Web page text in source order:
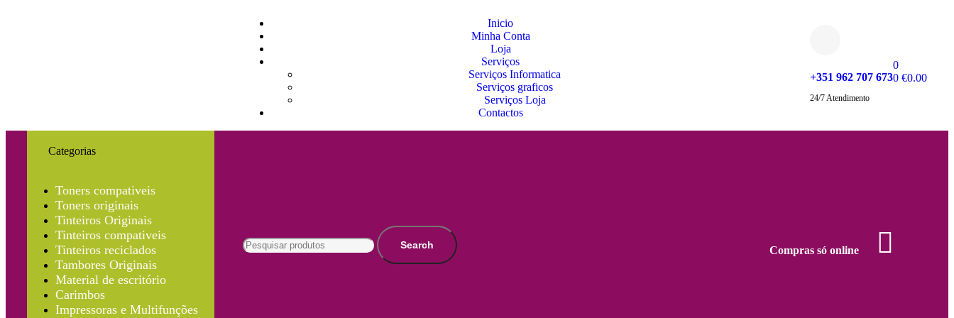
Inicio
Minha Conta
Loja
Serviços
Serviços Informatica
Serviços graficos
Serviços Loja
Contactos
+351 962 707 673
24/7 Atendimento
0
0 €0.00
Categorias
Toners compativeis
Toners originais
Tinteiros Originais
Tinteiros compativeis
Tinteiros reciclados
Tambores Originais
Material de escritório
Carimbos
Impressoras e Multifunções
Search Compras só online